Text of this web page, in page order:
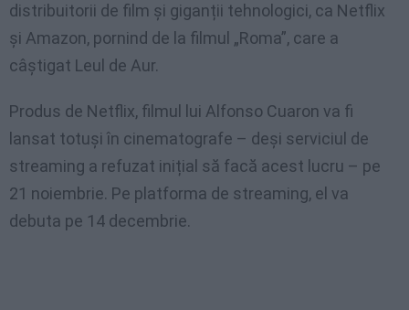
distribuitorii de film și giganții tehnologici, ca Netflix
și Amazon, pornind de la filmul „Roma”, care a
câștigat Leul de Aur.
Produs de Netflix, filmul lui Alfonso Cuaron va fi
lansat totuși în cinematografe – deși serviciul de
streaming a refuzat inițial să facă acest lucru – pe
21 noiembrie. Pe platforma de streaming, el va
debuta pe 14 decembrie.